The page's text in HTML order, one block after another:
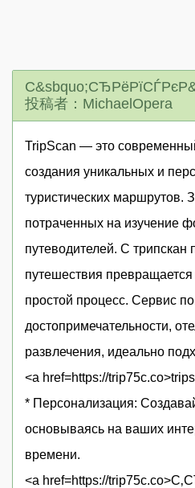
投稿者：MichaelOpera
TripScan — это
создания уникальных и
туристических маршрутов.
потраченных на изучение
путеводителей. С трипскан
путешествия
простой процесс. Сервис
достопримечательности,
развлечения, идеально
<a href=https://
* Персонализация:
основываясь на ваших
времени.
<a href=https://